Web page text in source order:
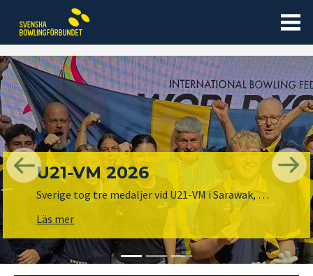
U21-VM 2026
Sverige tog tre medaljer vid U21-VM i Sarawak, Malaysia,
Läs mer
Previous